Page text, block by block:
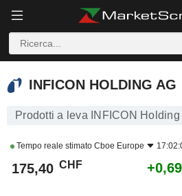
INFICON HOLDING AG
INFICON HOLDING AG
Prodotti a leva INFICON Holding
Tempo reale stimato Cboe Europe
175,40 CHF